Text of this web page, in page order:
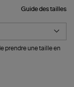
Guide des tailles
prendre une taille en